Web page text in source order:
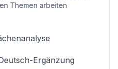
Themen arbeiten
Ergänzung